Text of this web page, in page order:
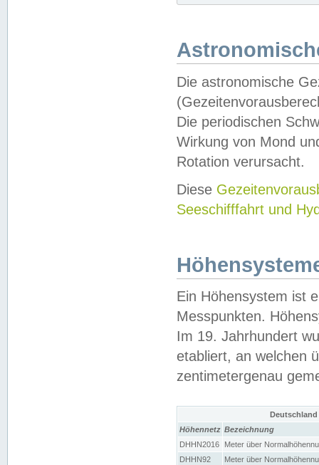
Die astronomische
Die periodischen
Wirkung von Mond
Rotation verursacht.
Diese
Seeschifffahrt und
Ein Höhensystem ist
Messpunkten.
Im 19. Jahrhundert
etabliert, an welchen
zentimetergenau
Höhennetz Bezeichnung
DHHN2016
Meter über
DHHN92
Meter über